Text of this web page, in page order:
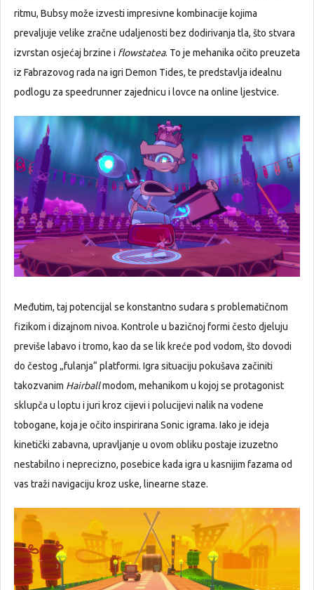
ritmu, Bubsy može izvesti impresivne kombinacije kojima
prevaljuje velike zračne udaljenosti bez dodirivanja tla, što stvara
izvrstan osjećaj brzine i flowstatea. To je mehanika očito preuzeta
iz Fabrazovog rada na igri Demon Tides, te predstavlja idealnu
podlogu za speedrunner zajednicu i lovce na online ljestvice.
Međutim, taj potencijal se konstantno sudara s problematičnom
fizikom i dizajnom nivoa. Kontrole u bazičnoj formi često djeluju
previše labavo i tromo, kao da se lik kreće pod vodom, što dovodi
do čestog „fulanja“ platformi. Igra situaciju pokušava začiniti
takozvanim Hairballmodom, mehanikom u kojoj se protagonist
sklupča u loptu i juri kroz cijevi i polucijevi nalik na vodene
tobogane, koja je očito inspirirana Sonic igrama. Iako je ideja
kinetički zabavna, upravljanje u ovom obliku postaje izuzetno
nestabilno i neprecizno, posebice kada igra u kasnijim fazama od
vas traži navigaciju kroz uske, linearne staze.